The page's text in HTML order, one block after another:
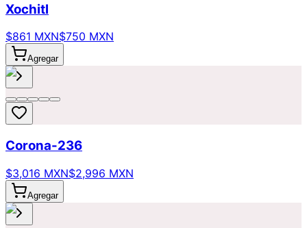
Xochitl
$861 MXN$750 MXN
Agregar
Corona-236
$3,016 MXN$2,996 MXN
Agregar